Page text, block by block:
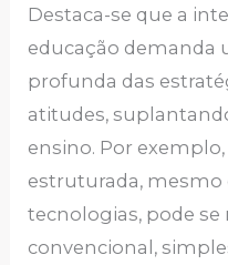
Destaca-se que a
educação demanda
profunda das
atitudes,
ensino. Por
estruturada,
tecnologias, pode
convencional,